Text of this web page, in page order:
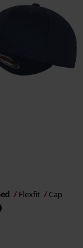
Flexfit Cap